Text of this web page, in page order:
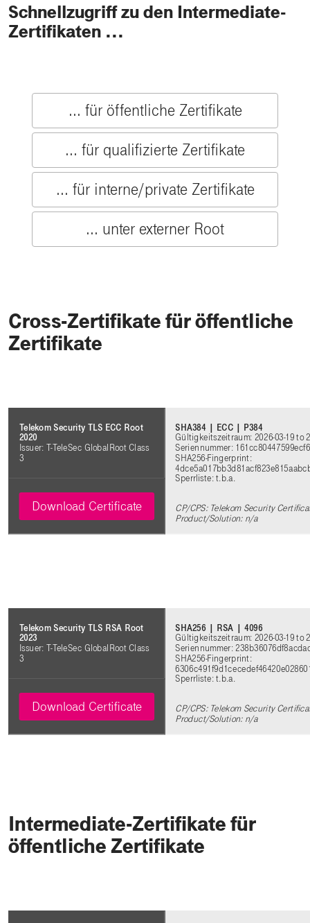
Schnellzugriff zu den Intermediate-
Zertifikaten ...
... für öffentliche Zertifikate
... für qualifizierte Zertifikate
... für interne/private Zertifikate
... unter externer Root
Cross-Zertifikate für öffentliche
Zertifikate
Telekom Security TLS ECC Root
2020
Issuer: T-TeleSec GlobalRoot Class
3
SHA384 | ECC | P384
Gültigkeitszeitraum: 2026-03-19 to
Seriennummer:
SHA256-Fingerprint:
Sperrliste: t.b.a.
CP/CPS: Telekom Security
Product/Solution: n/a
Download Certificate
Telekom Security TLS RSA Root
2023
Issuer: T-TeleSec GlobalRoot Class
3
SHA256 | RSA | 4096
Gültigkeitszeitraum: 2026-03-19 to
Seriennummer:
SHA256-Fingerprint:
Sperrliste: t.b.a.
CP/CPS: Telekom Security
Product/Solution: n/a
Download Certificate
Intermediate-Zertifikate für
öffentliche Zertifikate